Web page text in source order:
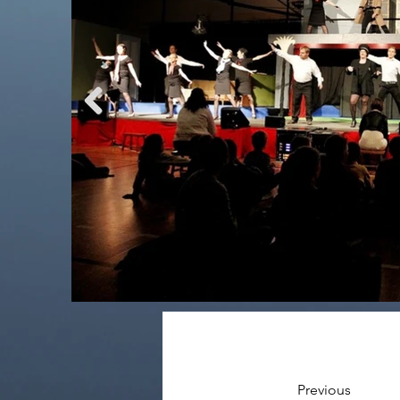
Previous